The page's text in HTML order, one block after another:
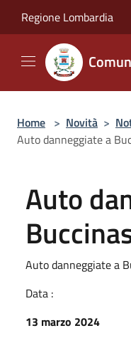
Regione Lombardia
Home > Novità >
Auto danneggiate a
Auto
Auto danneggiate a
Data :
13 marzo 2024